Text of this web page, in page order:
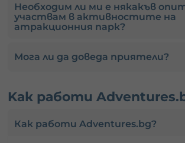
Необходим ли ми е някакъв
участвам в активностите на
атракционния парк?
Мога ли да доведа приятели?
Kак работи
Как работи Adventures.bg?